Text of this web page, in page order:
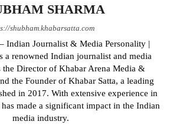
SHARMA
shubham.khabarsatta.com
Indian Journalist & Media Personality |
a renowned Indian journalist and media
the Director of Khabar Arena Media &
the Founder of Khabar Satta, a leading
in 2017. With extensive experience in
made a significant impact in the Indian
media industry.